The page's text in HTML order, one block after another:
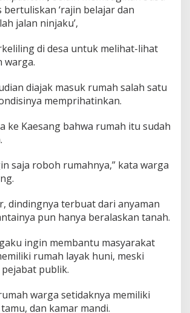
S
u
u
d
i
a
n
e
r
g
‘rajin belajar dan
jalan ninjaku’,
di desa untuk melihat-lihat
warga.
diajak masuk rumah salah satu
memprihatinkan.
ke Kaesang bahwa rumah itu sudah
saja roboh rumahnya,” kata warga
dindingnya terbuat dari anyaman
pun hanya beralaskan tanah.
ingin membantu masyarakat
rumah layak huni, meski
publik.
warga setidaknya memiliki
dan kamar mandi.